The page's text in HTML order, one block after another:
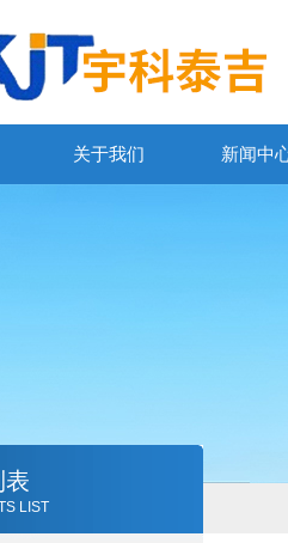
关于我们 新闻中
表
LIST